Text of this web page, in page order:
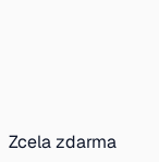
Zcela zdarma